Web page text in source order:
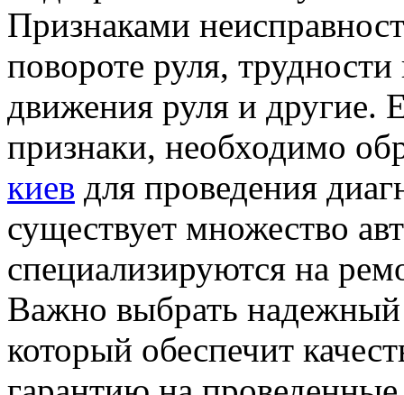
Признаками
повороте руля,
движения руля и другие.
признаки, необходимо
киев для проведения
существует множество
специализируются на
Важно выбрать
который обеспечит